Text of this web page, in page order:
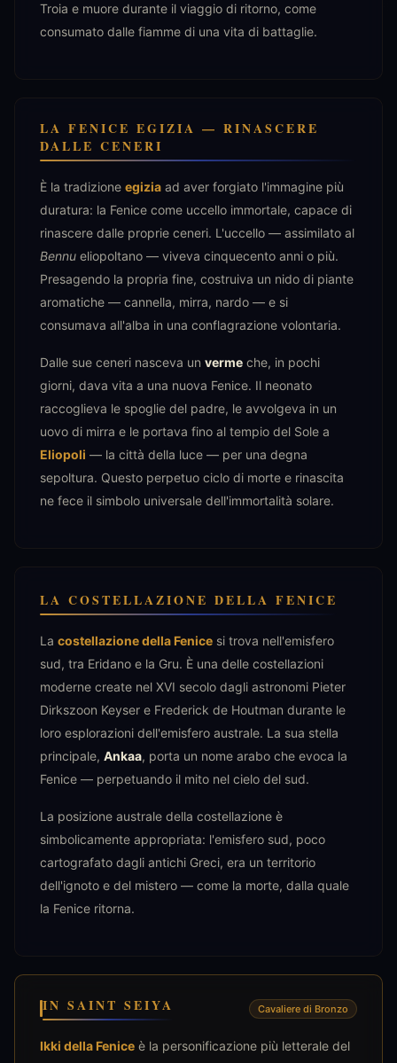
Troia e muore durante il viaggio di ritorno, come
consumato dalle fiamme di una vita di battaglie.
LA FENICE EGIZIA — RINASCERE
DALLE CENERI
È la tradizione egizia ad aver forgiato l'immagine più
duratura: la Fenice come uccello immortale, capace di
rinascere dalle proprie ceneri. L'uccello — assimilato al
Bennu eliopoltano — viveva cinquecento anni o più.
Presagendo la propria fine, costruiva un nido di piante
aromatiche — cannella, mirra, nardo — e si
consumava all'alba in una conflagrazione volontaria.
Dalle sue ceneri nasceva un verme che, in pochi
giorni, dava vita a una nuova Fenice. Il neonato
raccoglieva le spoglie del padre, le avvolgeva in un
uovo di mirra e le portava fino al tempio del Sole a
Eliopoli — la città della luce — per una degna
sepoltura. Questo perpetuo ciclo di morte e rinascita
ne fece il simbolo universale dell'immortalità solare.
LA COSTELLAZIONE DELLA FENICE
La costellazione della Fenice si trova nell'emisfero
sud, tra Eridano e la Gru. È una delle costellazioni
moderne create nel XVI secolo dagli astronomi Pieter
Dirkszoon Keyser e Frederick de Houtman durante le
loro esplorazioni dell'emisfero australe. La sua stella
principale, Ankaa, porta un nome arabo che evoca la
Fenice — perpetuando il mito nel cielo del sud.
La posizione australe della costellazione è
simbolicamente appropriata: l'emisfero sud, poco
cartografato dagli antichi Greci, era un territorio
dell'ignoto e del mistero — come la morte, dalla quale
la Fenice ritorna.
IN SAINT SEIYA Cavaliere di Bronzo
Ikki della Fenice è la personificazione più letterale del